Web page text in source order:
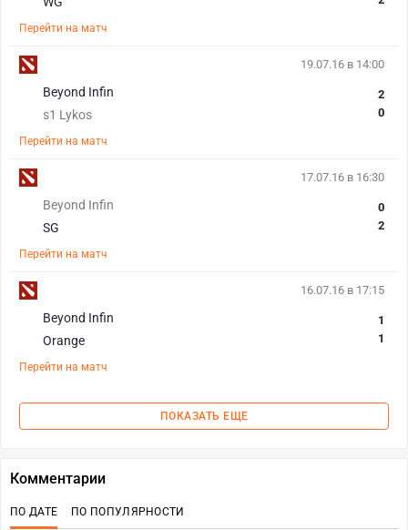
Перейти на матч
19.07.16 в 14:00
Beyond Infin
s1 Lykos
2
0
Перейти на матч
17.07.16 в 16:30
Beyond Infin
SG
0
2
Перейти на матч
16.07.16 в 17:15
Beyond Infin
Orange
1
1
Перейти на матч
ПОКАЗАТЬ ЕЩЕ
Комментарии
ПО ДАТЕ ПО ПОПУЛЯРНОСТИ